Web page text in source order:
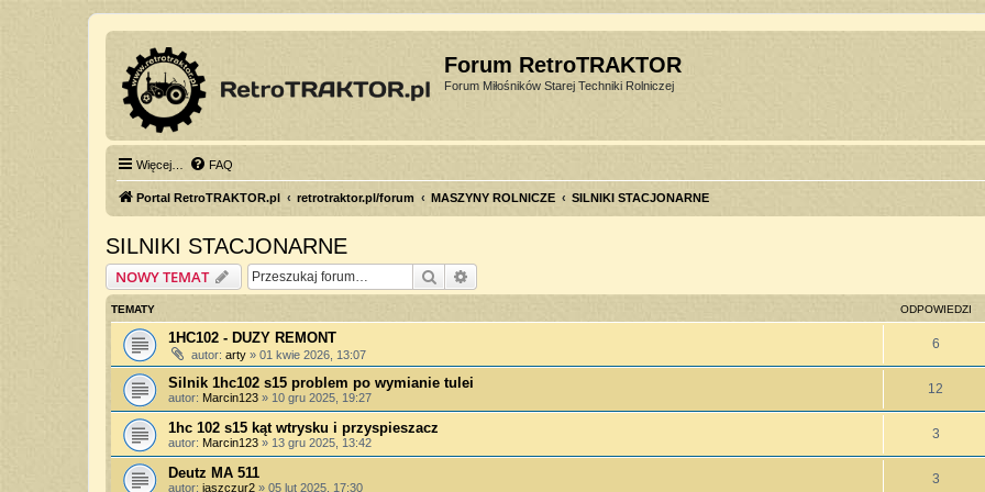
Forum RetroTRAKTOR
Forum Miłośników Starej Techniki Rolniczej
Więcej… FAQ
Portal RetroTRAKTOR.pl retrotraktor.pl/forum MASZYNY ROLNICZE SILNIKI STACJONARNE
SILNIKI STACJONARNE
NOWY TEMAT Szukaj
TEMATY ODPOWIEDZI
1HC102 - DUZY REMONT
autor: arty » 01 kwie 2026, 13:07
6
Silnik 1hc102 s15 problem po wymianie tulei
autor: Marcin123 » 10 gru 2025, 19:27
12
1hc 102 s15 kąt wtrysku i przyspieszacz
autor: Marcin123 » 13 gru 2025, 13:42
3
Deutz MA 511
autor: jaszczur2 » 05 lut 2025, 17:30
3